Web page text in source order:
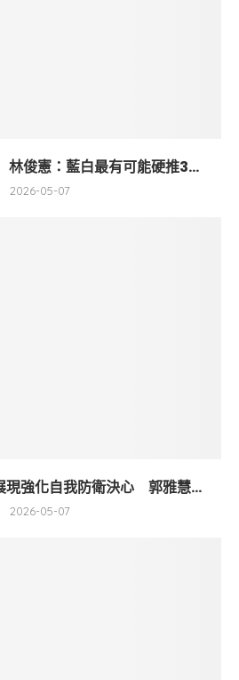
俊憲：藍白最有可能硬推3...
2026-05-07
現強化自我防衛決心 郭雅慧...
2026-05-07